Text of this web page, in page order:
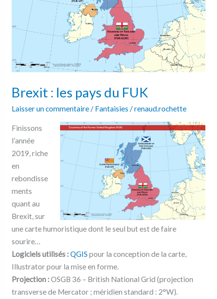
Brexit : les pays du FUK
Laisser un commentaire/ Fantaisies /renaud.rochette
Finissons
l’année
2019, riche
en
rebondisse
ments
quant au
Brexit, sur
une carte humoristique dont le seul but est de faire
sourire…
Logiciels utilisés :QGIS pour la conception de la carte,
Illustrator pour la mise en forme.
Projection :OSGB 36 – British National Grid (projection
transverse de Mercator ; méridien standard : 2°W).